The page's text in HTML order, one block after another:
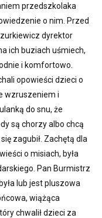
przedszkolaka
o nim. Przed
dyrektor
ich buziach uśmiech,
i komfortowo.
opowieści dzieci o
wzruszeniem i
do snu, że
są chorzy albo chcą
zagubił. Zachętą dla
o misiach, była
Pan Burmistrz
lub jest pluszowa
wiążąca
chwalił dzieci za